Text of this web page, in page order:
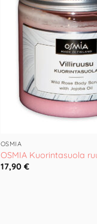
OSMIA
OSMIA Kuorintasuola
17,90 €